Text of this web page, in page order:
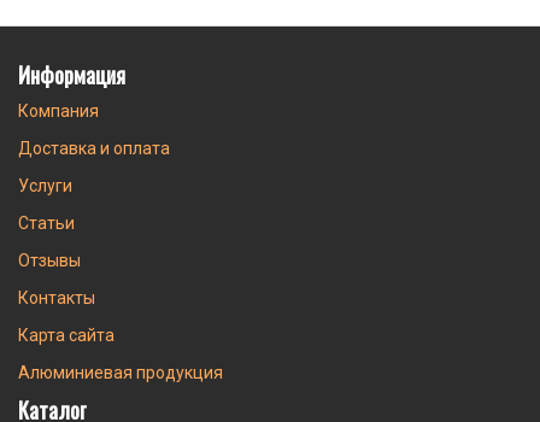
Информация
Компания
Доставка и оплата
Услуги
Статьи
Отзывы
Контакты
Карта сайта
Алюминиевая продукция
Каталог